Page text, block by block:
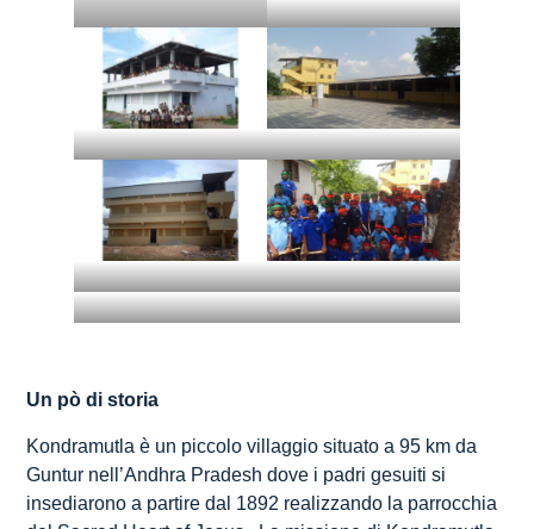
Un pò di storia
Kondramutla è un piccolo villaggio situato a 95 km da
Guntur nell’Andhra Pradesh dove i padri gesuiti si
insediarono a partire dal 1892 realizzando la parrocchia